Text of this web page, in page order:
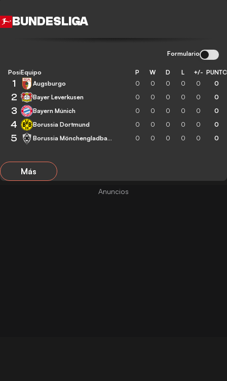
BUNDESLIGA
Formulario
Posición
Equipo P W D L +/-
1 Augsburgo 0 0 0 0 0 0
2 Bayer Leverkusen 0 0 0 0 0 0
3 Bayern Múnich 0 0 0 0 0 0
4 Borussia Dortmund 0 0 0 0 0 0
5 Borussia Mönchengladbach 0 0 0 0 0 0
Más